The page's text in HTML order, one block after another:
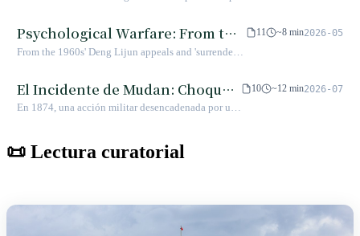
jóvenes taiwaneses consideran un sentido común
desconocen que ese sentido común proviene de un
documento deliberadamente ambiguo.
petrolera y al aislamiento diplomático, sino
también una narrativa política que reempaquetó los
planos heredados de la era colonial japonesa para
década de 1920, peticiones parlamentarias, cooperativas
agrícolas y partidos subterráneos surgieron simultáneamente,
pero terminaron enfrentándose entre sí.
Psychological Warfare: From the
Kinmen Broadcasting Wall to the
Operations
From the 1960s' Deng Lijun appeals and 'surrender
digital era's information penetration and AI
cognitive manipulation, cross-strait psychological
warfare has evolved from physical material
defense). This article details the historical context of
Taiwan's psychological warfare against China,
11 ~8 min2026-05
El Incidente de Mudan: Choque
de civilizaciones y despertar
Shi-men
En 1874, una acción militar desencadenada por un
Oriental moderna. Esto no solo fue una prueba para
10 ~12 min2026-07
📜 Lectura curatorial